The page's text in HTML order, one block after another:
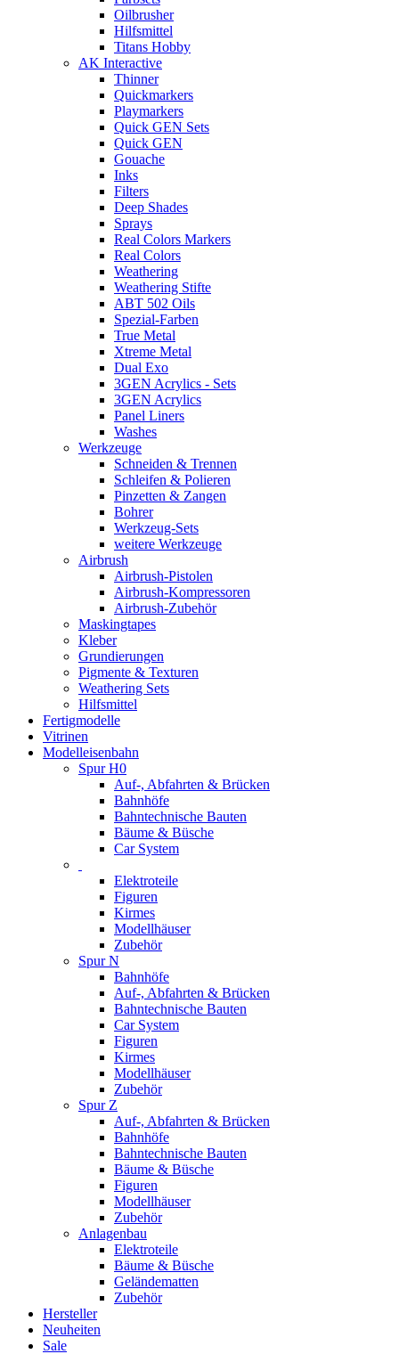
Oilbrusher
Hilfsmittel
Titans Hobby
AK Interactive
Thinner
Quickmarkers
Playmarkers
Quick GEN Sets
Quick GEN
Gouache
Inks
Filters
Deep Shades
Sprays
Real Colors Markers
Real Colors
Weathering
Weathering Stifte
ABT 502 Oils
Spezial-Farben
True Metal
Xtreme Metal
Dual Exo
3GEN Acrylics - Sets
3GEN Acrylics
Panel Liners
Washes
Werkzeuge
Schneiden & Trennen
Schleifen & Polieren
Pinzetten & Zangen
Bohrer
Werkzeug-Sets
weitere Werkzeuge
Airbrush
Airbrush-Pistolen
Airbrush-Kompressoren
Airbrush-Zubehör
Maskingtapes
Kleber
Grundierungen
Pigmente & Texturen
Weathering Sets
Hilfsmittel
Fertigmodelle
Vitrinen
Modelleisenbahn
Spur H0
Auf-, Abfahrten & Brücken
Bahnhöfe
Bahntechnische Bauten
Bäume & Büsche
Car System
Elektroteile
Figuren
Kirmes
Modellhäuser
Zubehör
Spur N
Bahnhöfe
Auf-, Abfahrten & Brücken
Bahntechnische Bauten
Car System
Figuren
Kirmes
Modellhäuser
Zubehör
Spur Z
Auf-, Abfahrten & Brücken
Bahnhöfe
Bahntechnische Bauten
Bäume & Büsche
Figuren
Modellhäuser
Zubehör
Anlagenbau
Elektroteile
Bäume & Büsche
Geländematten
Zubehör
Hersteller
Neuheiten
Sale